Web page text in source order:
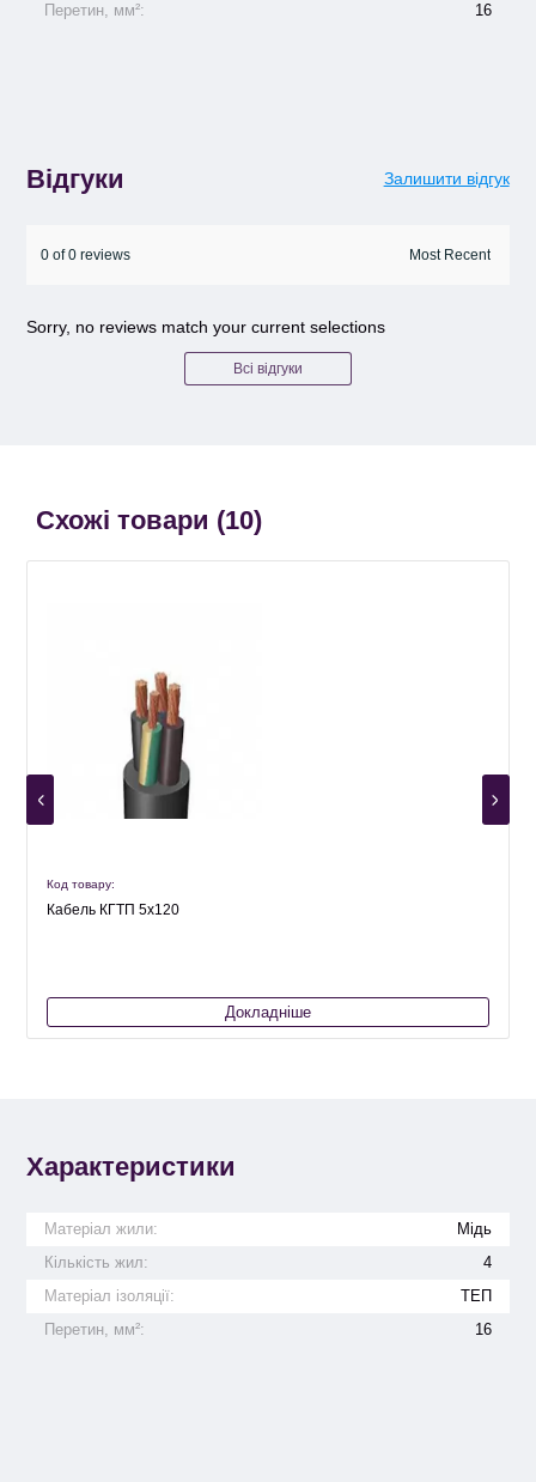
Перетин, мм²:
16
Відгуки Залишити відгук
0 of 0 reviews
Sorry, no reviews match your current selections
Всі відгуки
Схожі товари (10)
Код товару:
Кабель КГТП 5х120
Докладніше
Характеристики
Матеріал жили:
Мідь
Кількість жил:
4
Матеріал ізоляції:
ТЕП
Перетин, мм²:
16